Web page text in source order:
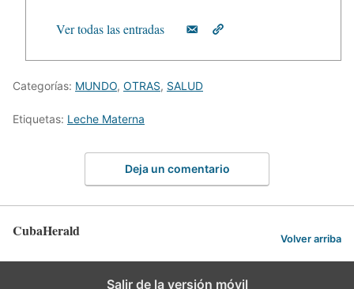
Ver todas las entradas
Categorías: MUNDO, OTRAS, SALUD
Etiquetas: Leche Materna
Deja un comentario
CubaHerald Volver arriba
Salir de la versión móvil